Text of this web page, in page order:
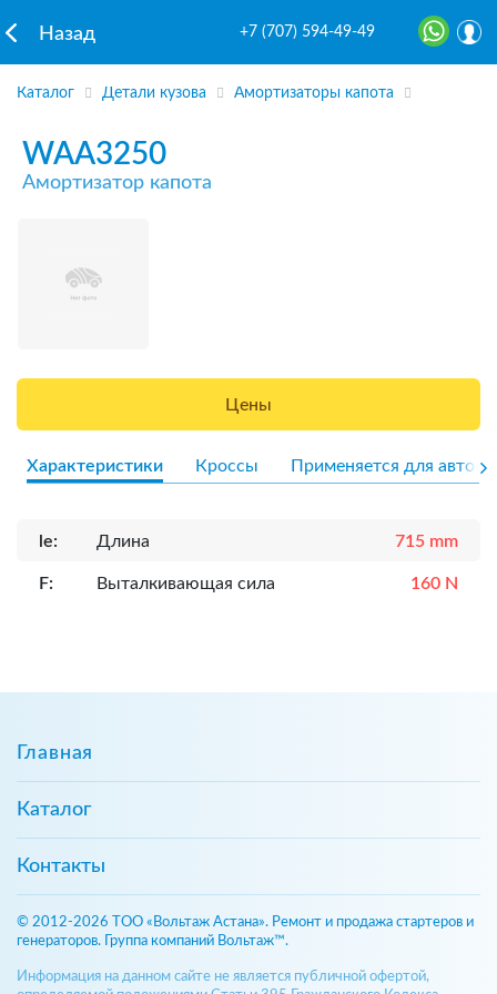
Назад +7 (707) 594-49-49
Каталог Детали кузова Амортизаторы капота
WAA3250
Амортизатор капота
Цены
Характеристики Кроссы Применяется для авто
le: Длина 715 mm
F: Выталкивающая сила 160 N
Главная
Каталог
Контакты
© 2012-2026 ТОО «Вольтаж Астана». Ремонт и продажа стартеров и
генераторов. Группа компаний Вольтаж™.
Информация на данном сайте не является публичной офертой,